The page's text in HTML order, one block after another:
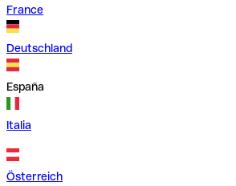
France
Deutschland
España
Italia
Österreich